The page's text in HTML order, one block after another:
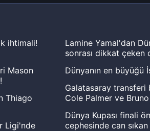
ihtimali!
Mason
Thiago
Ligi'nde
Lamine Yamal'dan
sonrası dikkat çeken
Dünyanın en büyüğü
Galatasaray transferi
Cole Palmer ve
Dünya Kupası finali
cephesinde can